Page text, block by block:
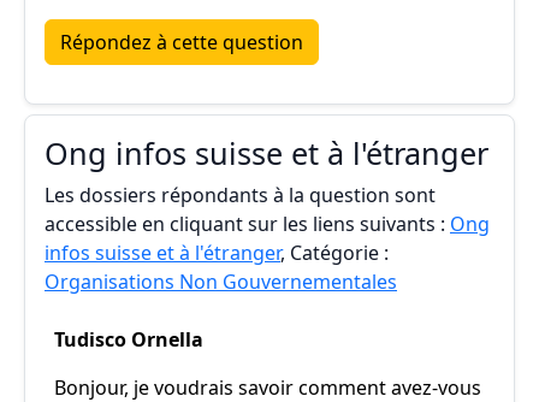
Répondez à cette question
Ong infos suisse et à l'étranger
Les dossiers répondants à la question sont
accessible en cliquant sur les liens suivants : Ong
infos suisse et à l'étranger, Catégorie :
Organisations Non Gouvernementales
Tudisco Ornella
Bonjour, je voudrais savoir comment avez-vous